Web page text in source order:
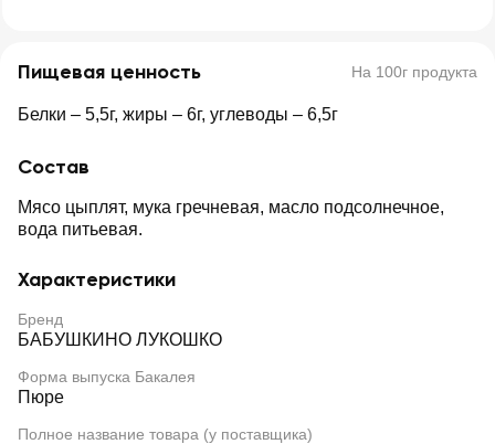
Пищевая ценность На 100г продукта
Белки – 5,5г, жиры – 6г, углеводы – 6,5г
Состав
Мясо цыплят, мука гречневая, масло подсолнечное,
вода питьевая.
Характеристики
Бренд
БАБУШКИНО ЛУКОШКО
Форма выпуска Бакалея
Пюре
Полное название товара (у поставщика)